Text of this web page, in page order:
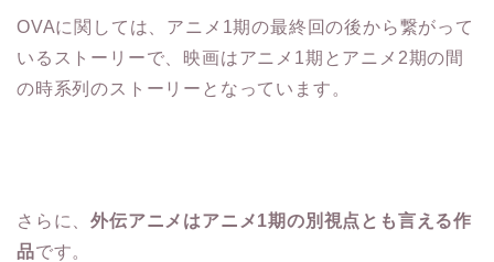
OVAに関しては、アニメ1期の最終回の後から繋がって
いるストーリーで、映画はアニメ1期とアニメ2期の間
の時系列のストーリーとなっています。
さらに、外伝アニメはアニメ1期の別視点とも言える作
品です。